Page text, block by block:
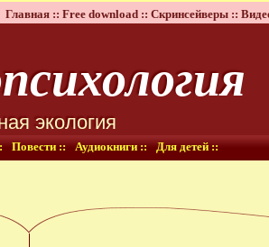
Главная :: Free download :: Скринсейверы ::
экология
Повести :: Аудиокниги :: Для детей ::